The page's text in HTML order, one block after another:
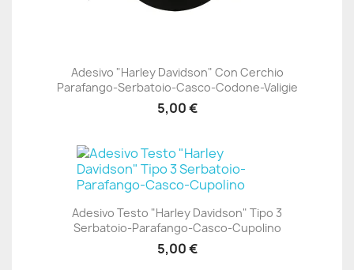
Adesivo "Harley Davidson" Con Cerchio
Parafango-Serbatoio-Casco-Codone-Valigie
5,00 €
Adesivo Testo "Harley Davidson" Tipo 3
Serbatoio-Parafango-Casco-Cupolino
5,00 €